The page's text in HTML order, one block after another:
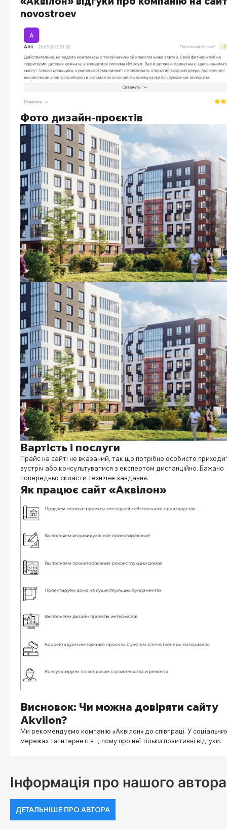
novostroev
Фото дизайн-проєктів
Вартість і послуги
Прайс на сайті не вказаний, так що потрібно особисто
зустріч або консультуватися з експертом дистанційно. Бажано
попередньо скласти технічне завдання.
Як працює сайт «Аквілон»
Висновок: Чи можна довіряти сайту
Akvilon?
Ми рекомендуємо компанію «Аквілон» до співпраці. У
мережах та інтернеті в цілому про неї тільки позитивні відгуки.
Інформація про нашого
ДЕТАЛЬНІШЕ ПРО АВТОРА